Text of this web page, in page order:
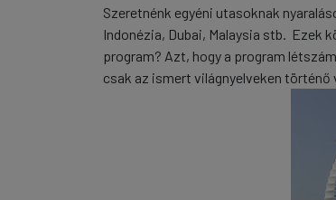
Szeretnénk egyéni utasoknak
Indonézia, Dubai, Malaysia stb. Ezek
program? Azt, hogy a program
csak az ismert világnyelveken